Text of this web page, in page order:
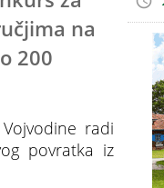
na
200
radi
povratka iz